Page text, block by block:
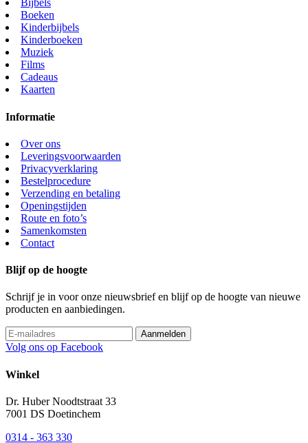
Bijbels
Boeken
Kinderbijbels
Kinderboeken
Muziek
Films
Cadeaus
Kaarten
Informatie
Over ons
Leveringsvoorwaarden
Privacyverklaring
Bestelprocedure
Verzending en betaling
Openingstijden
Route en foto’s
Samenkomsten
Contact
Blijf op de hoogte
Schrijf je in voor onze nieuwsbrief en blijf op de hoogte van nieuwe
producten en aanbiedingen.
Volg ons op Facebook
Winkel
Dr. Huber Noodtstraat 33
7001 DS Doetinchem
0314 - 363 330